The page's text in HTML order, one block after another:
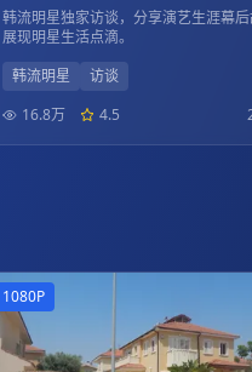
韩流明星独家访谈，分享演艺生涯幕
展现明星生活点滴。
韩流明星
访谈
16.8万
4.5
1080P